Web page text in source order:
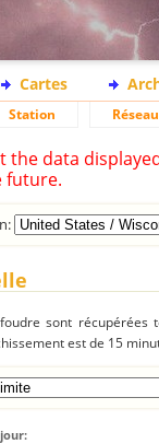
Cartes
Station Réseau
the data
future.
sont
est de 15